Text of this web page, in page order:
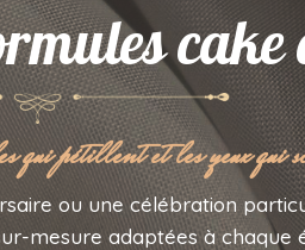
qui pétillent et les yeux
ou une célébration
mesure adaptées à chaque